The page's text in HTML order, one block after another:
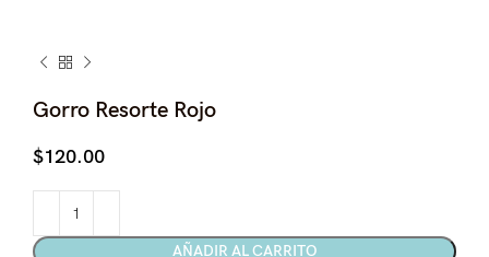
Gorro Resorte Rojo
$120.00
AÑADIR AL CARRITO